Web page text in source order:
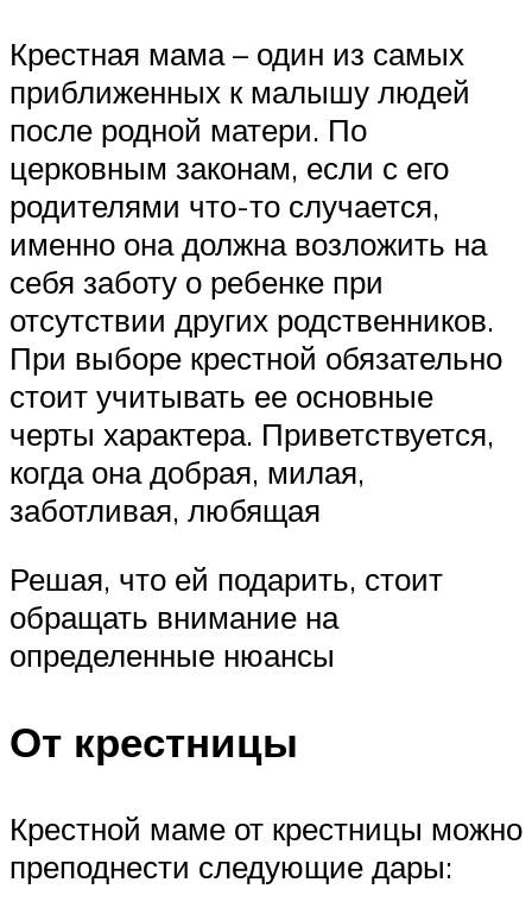
Крестная мама – один из самых
приближенных к малышу людей
после родной матери. По
церковным законам, если с его
родителями что-то случается,
именно она должна возложить на
себя заботу о ребенке при
отсутствии других родственников.
При выборе крестной обязательно
стоит учитывать ее основные
черты характера. Приветствуется,
когда она добрая, милая,
заботливая, любящая
Решая, что ей подарить, стоит
обращать внимание на
определенные нюансы
От крестницы
Крестной маме от крестницы можно
преподнести следующие дары: